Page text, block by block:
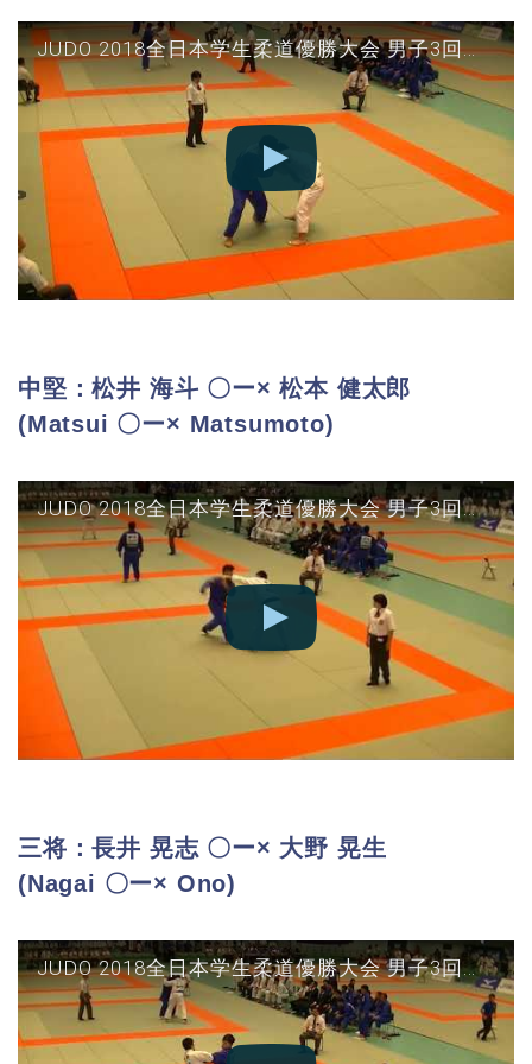
JUDO 2018全日本学生柔道優勝大会 男子3回戦 日本体育vs同志社 五将(大吉○-△中山)
中堅：松井 海斗 〇ー× 松本 健太郎
(Matsui 〇ー× Matsumoto)
JUDO 2018全日本学生柔道優勝大会 男子3回戦 日本体育vs同志社 中堅(松井○-△松本)
三将：長井 晃志 〇ー× 大野 晃生
(Nagai 〇ー× Ono)
JUDO 2018全日本学生柔道優勝大会 男子3回戦 日本体育vs同志社 三将(長井○-△大野)